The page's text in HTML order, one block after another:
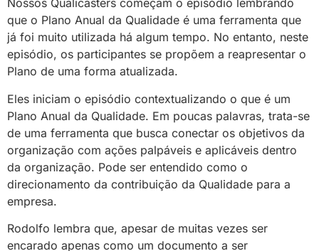
Nossos Qualicasters começam o episódio lembrando
que o Plano Anual da Qualidade é uma ferramenta que
já foi muito utilizada há algum tempo. No entanto, neste
episódio, os participantes se propõem a reapresentar o
Plano de uma forma atualizada.
Eles iniciam o episódio contextualizando o que é um
Plano Anual da Qualidade. Em poucas palavras, trata-se
de uma ferramenta que busca conectar os objetivos da
organização com ações palpáveis e aplicáveis dentro
da organização. Pode ser entendido como o
direcionamento da contribuição da Qualidade para a
empresa.
Rodolfo lembra que, apesar de muitas vezes ser
encarado apenas como um documento a ser